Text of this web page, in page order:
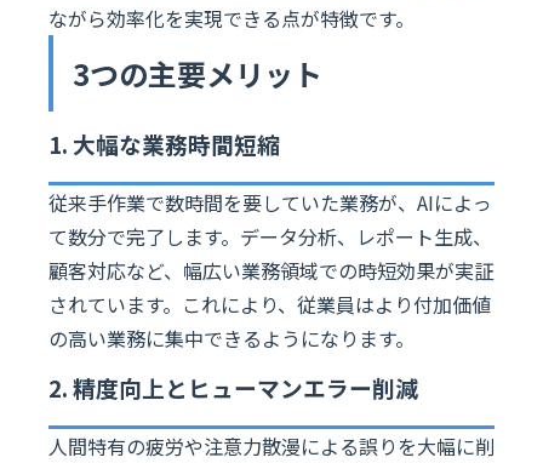
ながら効率化を実現できる点が特徴です。
3つの主要メリット
1. 大幅な業務時間短縮
従来手作業で数時間を要していた業務が、AIによっ
て数分で完了します。データ分析、レポート生成、
顧客対応など、幅広い業務領域での時短効果が実証
されています。これにより、従業員はより付加価値
の高い業務に集中できるようになります。
2. 精度向上とヒューマンエラー削減
人間特有の疲労や注意力散漫による誤りを大幅に削